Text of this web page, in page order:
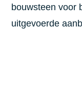
bouwsteen voor
uitgevoerde